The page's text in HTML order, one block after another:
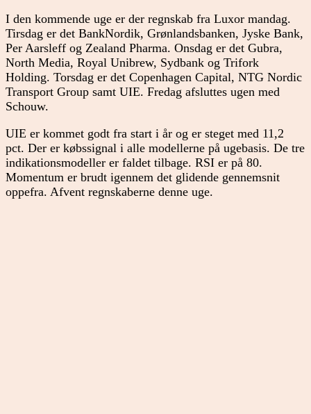
I den kommende uge er der regnskab fra Luxor mandag.
Tirsdag er det BankNordik, Grønlandsbanken, Jyske Bank,
Per Aarsleff og Zealand Pharma. Onsdag er det Gubra,
North Media, Royal Unibrew, Sydbank og Trifork
Holding. Torsdag er det Copenhagen Capital, NTG Nordic
Transport Group samt UIE. Fredag afsluttes ugen med
Schouw.
UIE er kommet godt fra start i år og er steget med 11,2
pct. Der er købssignal i alle modellerne på ugebasis. De tre
indikationsmodeller er faldet tilbage. RSI er på 80.
Momentum er brudt igennem det glidende gennemsnit
oppefra. Afvent regnskaberne denne uge.